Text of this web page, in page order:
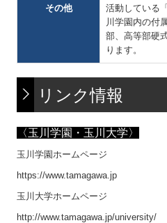
その他
活動している
川学園内の付
部、高等部硬
ります。
リンク情報
〈玉川学園・玉川大学〉
玉川学園ホームページ
https://www.tamagawa.jp
玉川大学ホームページ
http://www.tamagawa.jp/university/